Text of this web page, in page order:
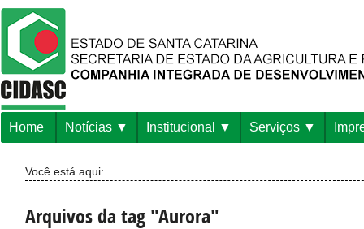
Home Notícias Institucional Serviços
Você está aqui:
Arquivos da tag "Aurora"